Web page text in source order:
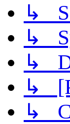
↳
↳
↳
↳
↳